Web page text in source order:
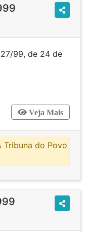
99, de 24 de
1999.
Veja Mais
Tribuna do Povo